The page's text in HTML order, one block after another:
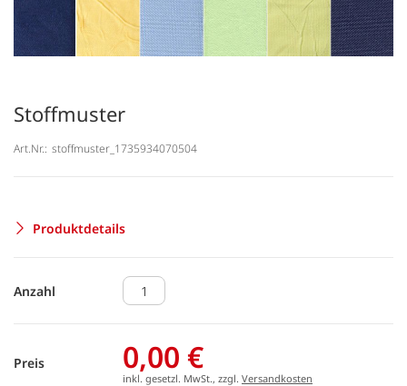
Stoffmuster
Art.Nr.: stoffmuster_1735934070504
Produktdetails
Anzahl
Preis 0,00 €
inkl. gesetzl. MwSt., zzgl. Versandkosten